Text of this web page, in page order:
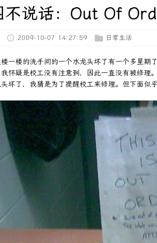
不说话：Out Of
2009-10-07 14:27:59 日常生活
一楼的洗手间的一个水龙头坏了有一个多星期
怀疑是校工没有注意到，因此一直没有被修理
坏了，我猜是为了提醒校工来修理。但下面似